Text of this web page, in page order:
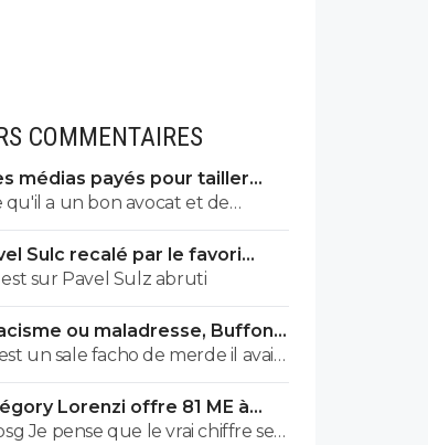
COMMENTAIRES
médias payés pour tailler
accusé
qu'il a un bon avocat et de
parce qu'il va vite
en vol avec ses différentes
Sulc recalé par le favori
1 du mercato
sur Pavel Sulz abruti
ou maladresse, Buffon
un sale facho de merde il avait
88 cetait pas un hasard...
Lorenzi offre 81 ME à
Je pense que le vrai chiffre se